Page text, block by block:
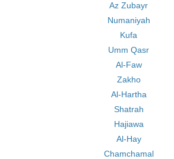
Az Zubayr
Numaniyah
Kufa
Umm Qasr
Al-Faw
Zakho
Al-Hartha
Shatrah
Hajiawa
Al-Hay
Chamchamal